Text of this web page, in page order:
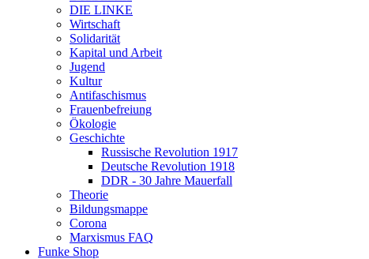
DIE LINKE
Wirtschaft
Solidarität
Kapital und Arbeit
Jugend
Kultur
Antifaschismus
Frauenbefreiung
Ökologie
Geschichte
Russische Revolution 1917
Deutsche Revolution 1918
DDR - 30 Jahre Mauerfall
Theorie
Bildungsmappe
Corona
Marxismus FAQ
Funke Shop